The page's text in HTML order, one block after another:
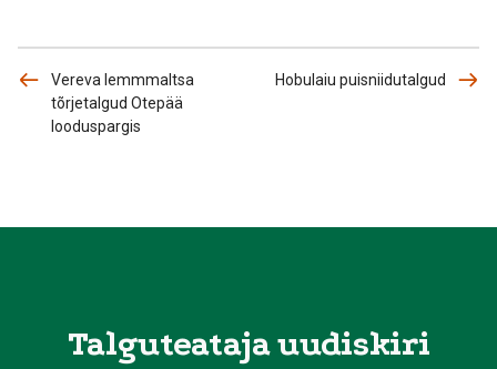
Vereva lemmmaltsa
tõrjetalgud Otepää
looduspargis
Hobulaiu puisniidutalgud
Talguteataja uudiskiri